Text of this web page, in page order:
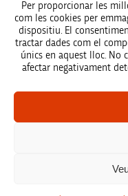
Per proporcionar les
com les cookies per
dispositiu. El
tractar dades com el
únics en aquest lloc. No
afectar negativament
Legal notice